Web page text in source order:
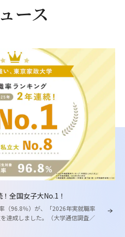
ース
全国女子大No.1！
（96.8％）が、「2026年実就職率
達成しました。（大学通信調査／